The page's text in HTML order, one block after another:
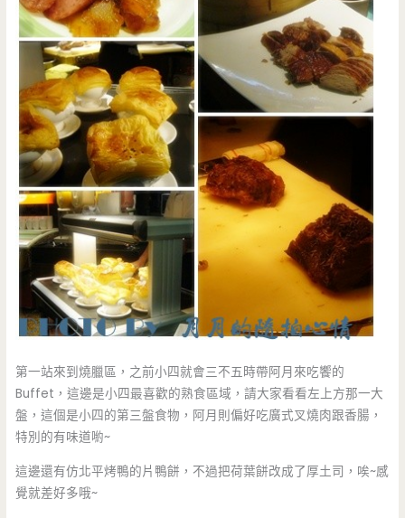
第一站來到燒臘區，之前小四就會三不五時帶阿月來吃饗的
Buffet，這邊是小四最喜歡的熟食區域，請大家看看左上方那一大
盤，這個是小四的第三盤食物，阿月則偏好吃廣式叉燒肉跟香腸，
特別的有味道喲~
這邊還有仿北平烤鴨的片鴨餅，不過把荷葉餅改成了厚土司，唉~感
覺就差好多哦~